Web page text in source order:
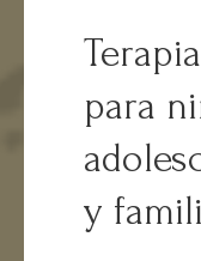
para
y